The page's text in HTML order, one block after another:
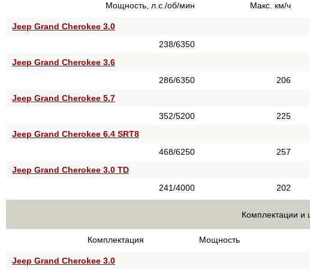
Мощность, л.с./об/мин Макс. км/ч
Jeep Grand Cherokee 3.0
238/6350
Jeep Grand Cherokee 3.6
286/6350
206
Jeep Grand Cherokee 5.7
352/5200
225
Jeep Grand Cherokee 6.4 SRT8
468/6250
257
Jeep Grand Cherokee 3.0 TD
241/4000
202
Комплектации и
Комплектация Мощность
Jeep Grand Cherokee 3.0